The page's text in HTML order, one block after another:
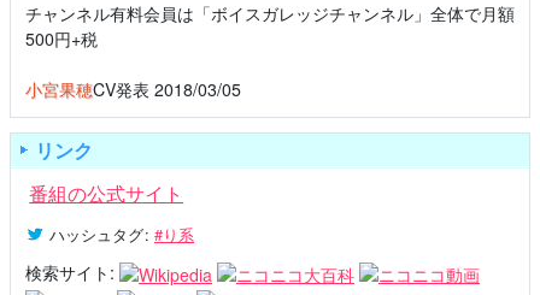
チャンネル有料会員は「ボイスガレッジチャンネル」全体で月額
500円+税
小宮果穂CV発表 2018/03/05
リンク
番組の公式サイト
ハッシュタグ: #り系
検索サイト: